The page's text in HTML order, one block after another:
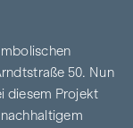
50. Nun
diesem Projekt